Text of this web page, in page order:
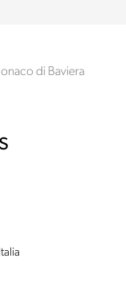
di Baviera